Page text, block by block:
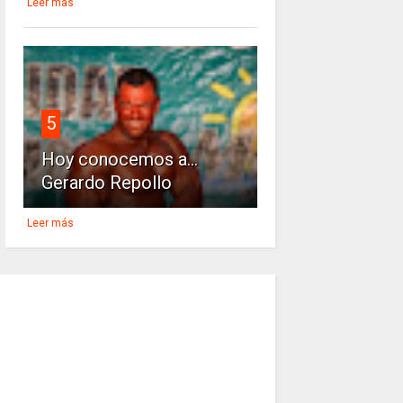
Leer más
5
Hoy conocemos a...
Gerardo Repollo
Leer más